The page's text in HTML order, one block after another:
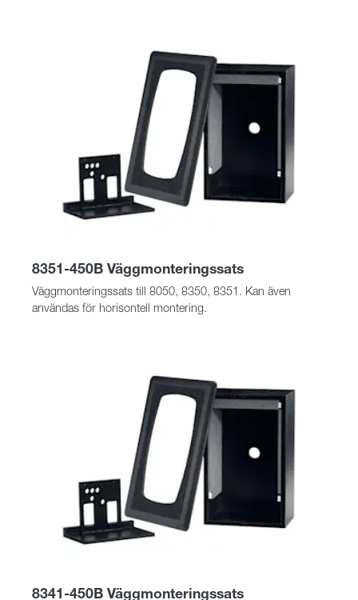
8351-450B Väggmonteringssats
Väggmonteringssats till 8050, 8350, 8351. Kan även
användas för horisontell montering.
8341-450B Väggmonteringssats